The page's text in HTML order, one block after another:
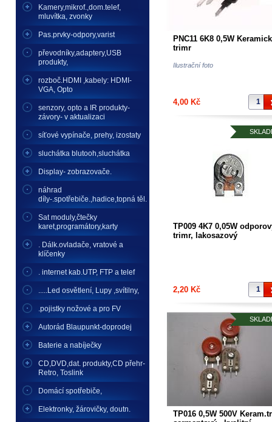
Kamery,mikrof.,dom.telef,
mluvítka, zvonky
Pas.prvky-odpory,varist
převodníky,adaptery,USB
produkty,
rozboč.HDMI ,kabely: HDMI-
VGA, Opto
senzory, opto a IR produkty-
závory- v aktualizaci
síťové vypínače, prehy, izostaty
sluchátka blutooh,sluchátka
Display- zobrazovače.
náhrad
díly-.spotřebiče.,hadice,topná těl.
Sat moduly,čtečky
karet,programátory,karty
. Dálk.ovladače, vratové a
klíčenky
. internet kab.UTP, FTP a telef
.....Led osvětlení, Lupy ,svítilny,
.pojistky nožové a pro FV
Autorád Blaupunkt-doprodej
Baterie a nabíječky
CD,DVD,dat. produkty,CD přehr-
Retro, Toslink
Domácí spotřebiče,
Elektronky, žárovičky, doutn.
PNC11 6K8 0,5W
trimr
Ilustrační foto
4,00 Kč
TP009 4K7 0,05W
trimr, lakosazový
2,20 Kč
TP016 0,5W 500V